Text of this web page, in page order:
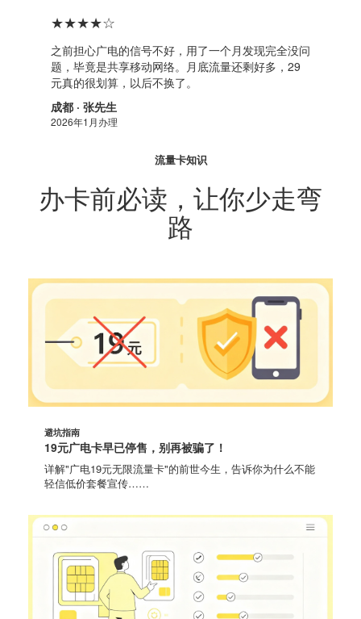
★★★★☆
之前担心广电的信号不好，用了一个月发现完全没问
题，毕竟是共享移动网络。月底流量还剩好多，29
元真的很划算，以后不换了。
成都 · 张先生
2026年1月办理
流量卡知识
办卡前必读，让你少走弯
路
避坑指南
19元广电卡早已停售，别再被骗了！
详解"广电19元无限流量卡"的前世今生，告诉你为什么不能
轻信低价套餐宣传……